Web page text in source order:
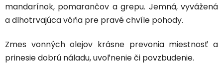
mandarínok, pomarančov a grepu. Jemná, vyvážená
a dlhotrvajúca vôňa pre pravé chvíle pohody.
Zmes vonných olejov krásne prevonia miestnosť a
prinesie dobrú náladu, uvoľnenie či povzbudenie.